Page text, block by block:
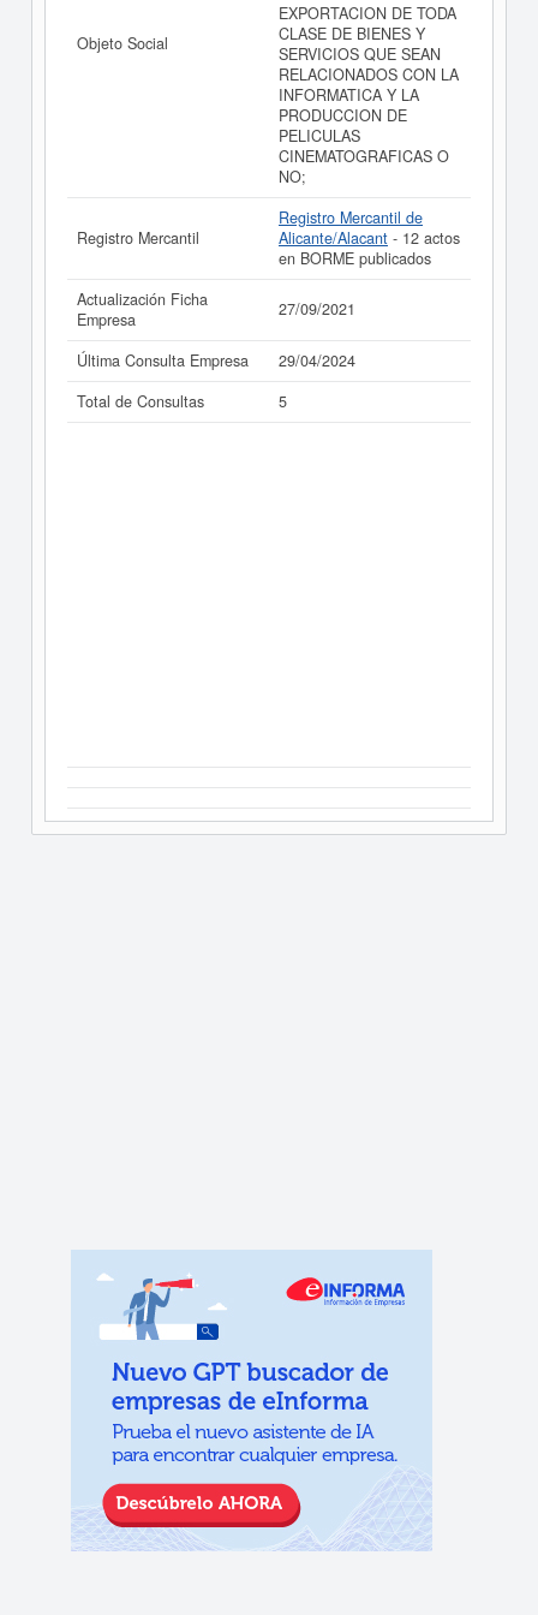
Objeto Social
EXPORTACION DE TODA
CLASE DE BIENES Y
SERVICIOS QUE SEAN
RELACIONADOS CON LA
INFORMATICA Y LA
PRODUCCION DE
PELICULAS
CINEMATOGRAFICAS O
NO;
Registro Mercantil
Registro Mercantil de
Alicante/Alacant - 12 actos
en BORME publicados
Actualización Ficha
Empresa
27/09/2021
Última Consulta Empresa
29/04/2024
Total de Consultas
5